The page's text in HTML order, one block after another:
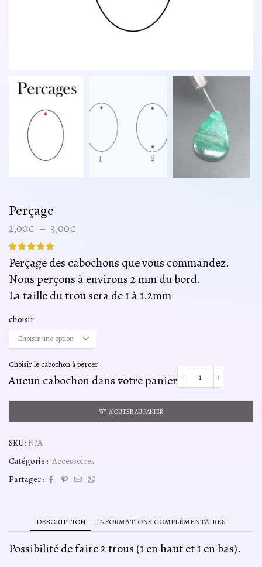
Perçage
2,00€ – 3,00€
2,00€
à
Perçage des cabochons que vous commandez.
Nous perçons à environs 2 mm du bord.
La taille du trou sera de 1 à 1.2mm
choisir
Choisir le cabochon à percer :
Aucun cabochon dans votre panier
quantité
Perçage
AJOUTER AU PANIER
SKU: N/A
Catégorie : Accessoires
Partager :
DESCRIPTION INFORMATIONS COMPLÉMENTAIRES
Possibilité de faire 2 trous (1 en haut et 1 en bas).